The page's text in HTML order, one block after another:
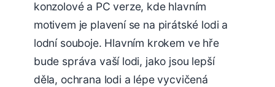
konzolové a PC verze, kde hlavním
motivem je plavení se na pirátské lodi a
lodní souboje. Hlavním krokem ve hře
bude správa vaší lodi, jako jsou lepší
děla, ochrana lodi a lépe vycvičená